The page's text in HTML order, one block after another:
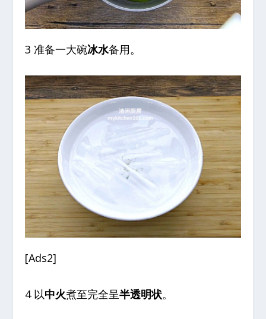
3 准备一大碗冰水备用。
[Ads2]
4 以中火煮至完全呈半透明状。